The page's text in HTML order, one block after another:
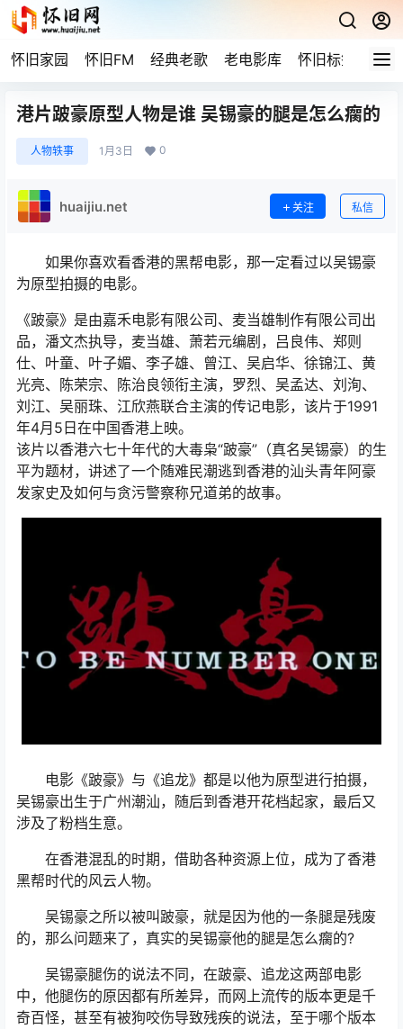
怀旧家园 怀旧FM 经典老歌 老电影库 怀旧标签 网
港片跛豪原型人物是谁 吴锡豪的腿是怎么瘸的
人物轶事 1月3日 0
huaijiu.net 关注 私信
如果你喜欢看香港的黑帮电影，那一定看过以吴锡豪
为原型拍摄的电影。
《跛豪》是由嘉禾电影有限公司、麦当雄制作有限公司出
品，潘文杰执导，麦当雄、萧若元编剧，吕良伟、郑则
仕、叶童、叶子媚、李子雄、曾江、吴启华、徐锦江、黄
光亮、陈荣宗、陈治良领衔主演，罗烈、吴孟达、刘洵、
刘江、吴丽珠、江欣燕联合主演的传记电影，该片于1991
年4月5日在中国香港上映。
该片以香港六七十年代的大毒枭“跛豪”（真名吴锡豪）的生
平为题材，讲述了一个随难民潮逃到香港的汕头青年阿豪
发家史及如何与贪污警察称兄道弟的故事。
电影《跛豪》与《追龙》都是以他为原型进行拍摄，
吴锡豪出生于广州潮汕，随后到香港开花档起家，最后又
涉及了粉档生意。
在香港混乱的时期，借助各种资源上位，成为了香港
黑帮时代的风云人物。
吴锡豪之所以被叫跛豪，就是因为他的一条腿是残废
的，那么问题来了，真实的吴锡豪他的腿是怎么瘸的?
吴锡豪腿伤的说法不同，在跛豪、追龙这两部电影
中，他腿伤的原因都有所差异，而网上流传的版本更是千
奇百怪，甚至有被狗咬伤导致残疾的说法，至于哪个版本